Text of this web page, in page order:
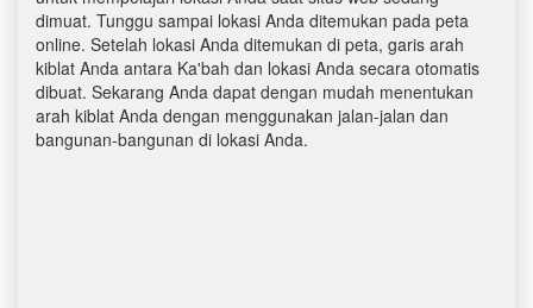
dimuat. Tunggu sampai lokasi Anda ditemukan pada peta
online. Setelah lokasi Anda ditemukan di peta, garis arah
kiblat Anda antara Ka'bah dan lokasi Anda secara otomatis
dibuat. Sekarang Anda dapat dengan mudah menentukan
arah kiblat Anda dengan menggunakan jalan-jalan dan
bangunan-bangunan di lokasi Anda.